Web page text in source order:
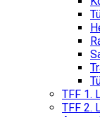
TFF 1.
TFF 2.